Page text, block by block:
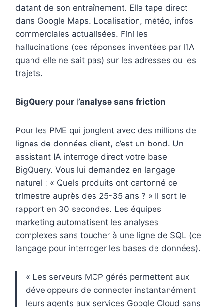
datant de son entraînement. Elle tape direct
dans Google Maps. Localisation, météo, infos
commerciales actualisées. Fini les
hallucinations (ces réponses inventées par l’IA
quand elle ne sait pas) sur les adresses ou les
trajets.
BigQuery pour l’analyse sans friction
Pour les PME qui jonglent avec des millions de
lignes de données client, c’est un bond. Un
assistant IA interroge direct votre base
BigQuery. Vous lui demandez en langage
naturel : « Quels produits ont cartonné ce
trimestre auprès des 25-35 ans ? » Il sort le
rapport en 30 secondes. Les équipes
marketing automatisent les analyses
complexes sans toucher à une ligne de SQL (ce
langage pour interroger les bases de données).
« Les serveurs MCP gérés permettent aux
développeurs de connecter instantanément
leurs agents aux services Google Cloud sans